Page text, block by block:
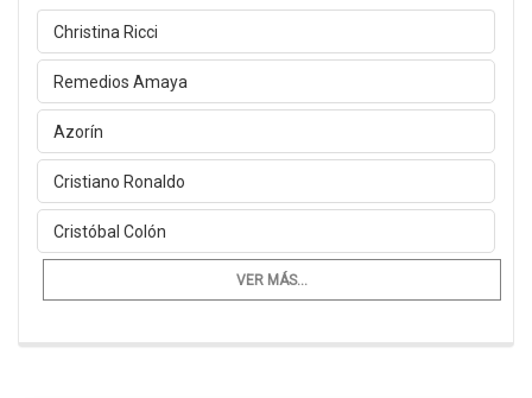
Christina Ricci
Remedios Amaya
Azorín
Cristiano Ronaldo
Cristóbal Colón
VER MÁS...